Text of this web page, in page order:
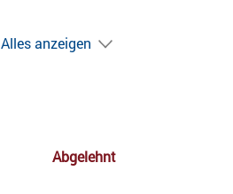
Alles anzeigen
Abgelehnt